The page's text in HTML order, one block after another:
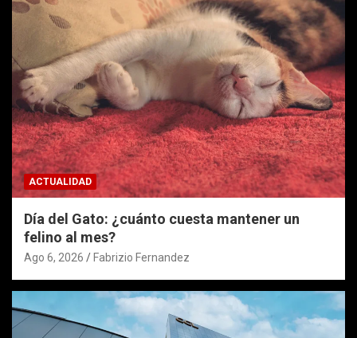
ACTUALIDAD
Día del Gato: ¿cuánto cuesta mantener un
felino al mes?
Ago 6, 2026 Fabrizio Fernandez